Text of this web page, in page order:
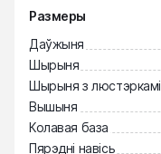
Размеры
Даўжыня
Шырыня
Шырыня з люстэркамі
Вышыня
Колавая база
Пярэдні навісь